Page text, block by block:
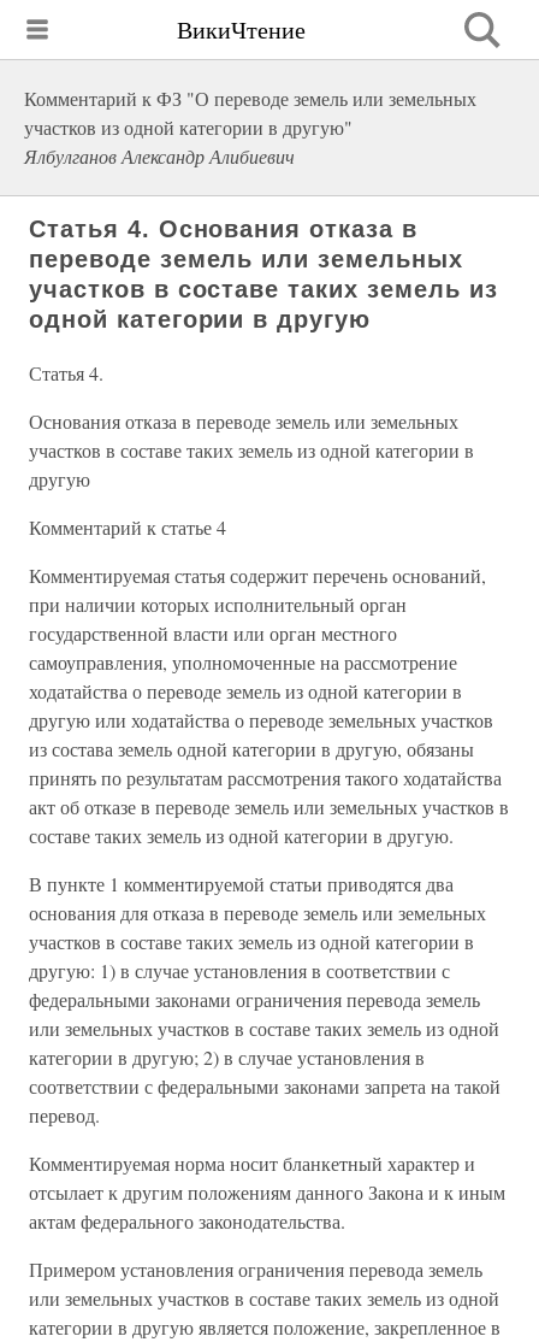
ВикиЧтение
Комментарий к ФЗ "О переводе земель или земельных
участков из одной категории в другую"
Ялбулганов Александр Алибиевич
Статья 4. Основания отказа в
переводе земель или земельных
участков в составе таких земель из
одной категории в другую
Статья 4.
Основания отказа в переводе земель или земельных
участков в составе таких земель из одной категории в
другую
Комментарий к статье 4
Комментируемая статья содержит перечень оснований,
при наличии которых исполнительный орган
государственной власти или орган местного
самоуправления, уполномоченные на рассмотрение
ходатайства о переводе земель из одной категории в
другую или ходатайства о переводе земельных участков
из состава земель одной категории в другую, обязаны
принять по результатам рассмотрения такого ходатайства
акт об отказе в переводе земель или земельных участков в
составе таких земель из одной категории в другую.
В пункте 1 комментируемой статьи приводятся два
основания для отказа в переводе земель или земельных
участков в составе таких земель из одной категории в
другую: 1) в случае установления в соответствии с
федеральными законами ограничения перевода земель
или земельных участков в составе таких земель из одной
категории в другую; 2) в случае установления в
соответствии с федеральными законами запрета на такой
перевод.
Комментируемая норма носит бланкетный характер и
отсылает к другим положениям данного Закона и к иным
актам федерального законодательства.
Примером установления ограничения перевода земель
или земельных участков в составе таких земель из одной
категории в другую является положение, закрепленное в